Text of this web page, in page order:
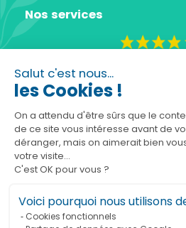
Salut c'est nous...
les Cookies !
On a attendu d'être sûrs que le
de ce site vous intéresse avant de
déranger, mais on aimerait bien
votre visite...
C'est OK pour vous ?
Voici pourquoi nous utilisons
Cookies fonctionnels
Nos services